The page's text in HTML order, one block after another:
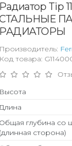
Радиатор Tip
РАДИАТОРЫ
Производитель:
Код товара:
Высота
Общая глубина со
(длинная сторона)